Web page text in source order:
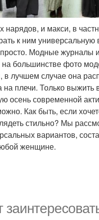
и макси, в
к ним
Модные журналы
на большинстве фото
лучшем случае она
на плечи. Только выжить
осень современной
Как быть, если
стильно? Мы
вариантов,
женщине.